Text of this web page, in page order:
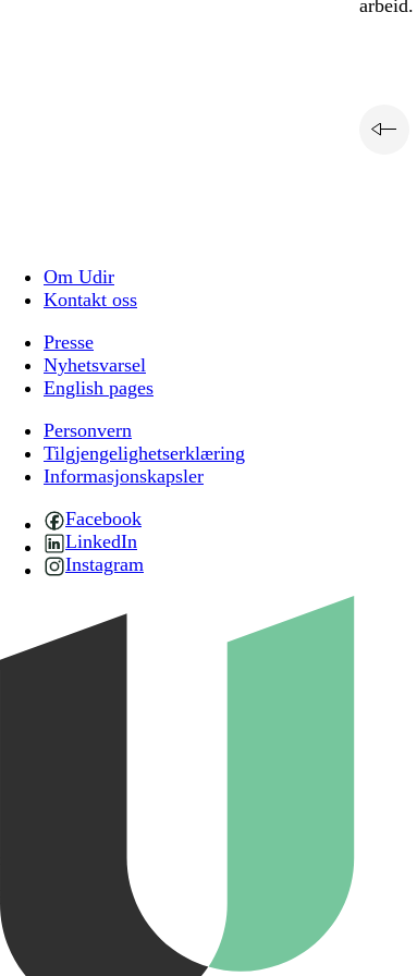
arbeid.
Om Udir
Kontakt oss
Presse
Nyhetsvarsel
English pages
Personvern
Tilgjengelighetserklæring
Informasjonskapsler
Facebook
LinkedIn
Instagram